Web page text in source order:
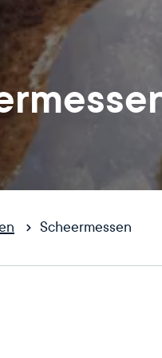
Scheermessen